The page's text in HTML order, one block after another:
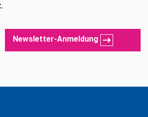
Newsletter-Anmeldung